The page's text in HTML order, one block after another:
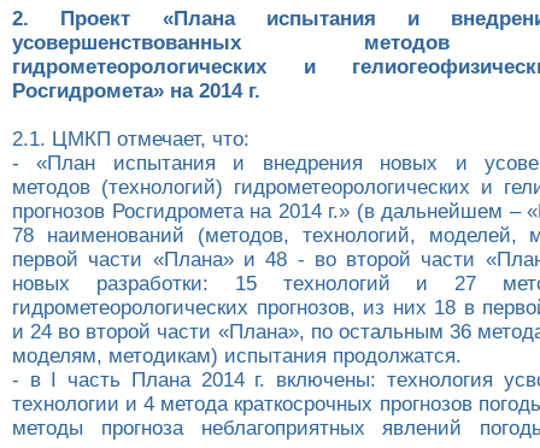
2. Проект «Плана испытания и
усовершенствованных методов
гидрометеорологических и
Росгидромета» на 2014 г.
2.1. ЦМКП отмечает, что:
- «План испытания и внедрения новых и
методов (технологий) гидрометеорологических и
прогнозов Росгидромета на 2014 г.» (в дальнейшем –
78 наименований (методов, технологий, моделей,
первой части «Плана» и 48 - во второй части
новых разработки: 15 технологий и 27
гидрометеорологических прогнозов, из них 18 в
и 24 во второй части «Плана», по остальным 36
моделям, методикам) испытания продолжатся.
- в I часть Плана 2014 г. включены: технология
технологии и 4 метода краткосрочных прогнозов
методы прогноза неблагоприятных явлений